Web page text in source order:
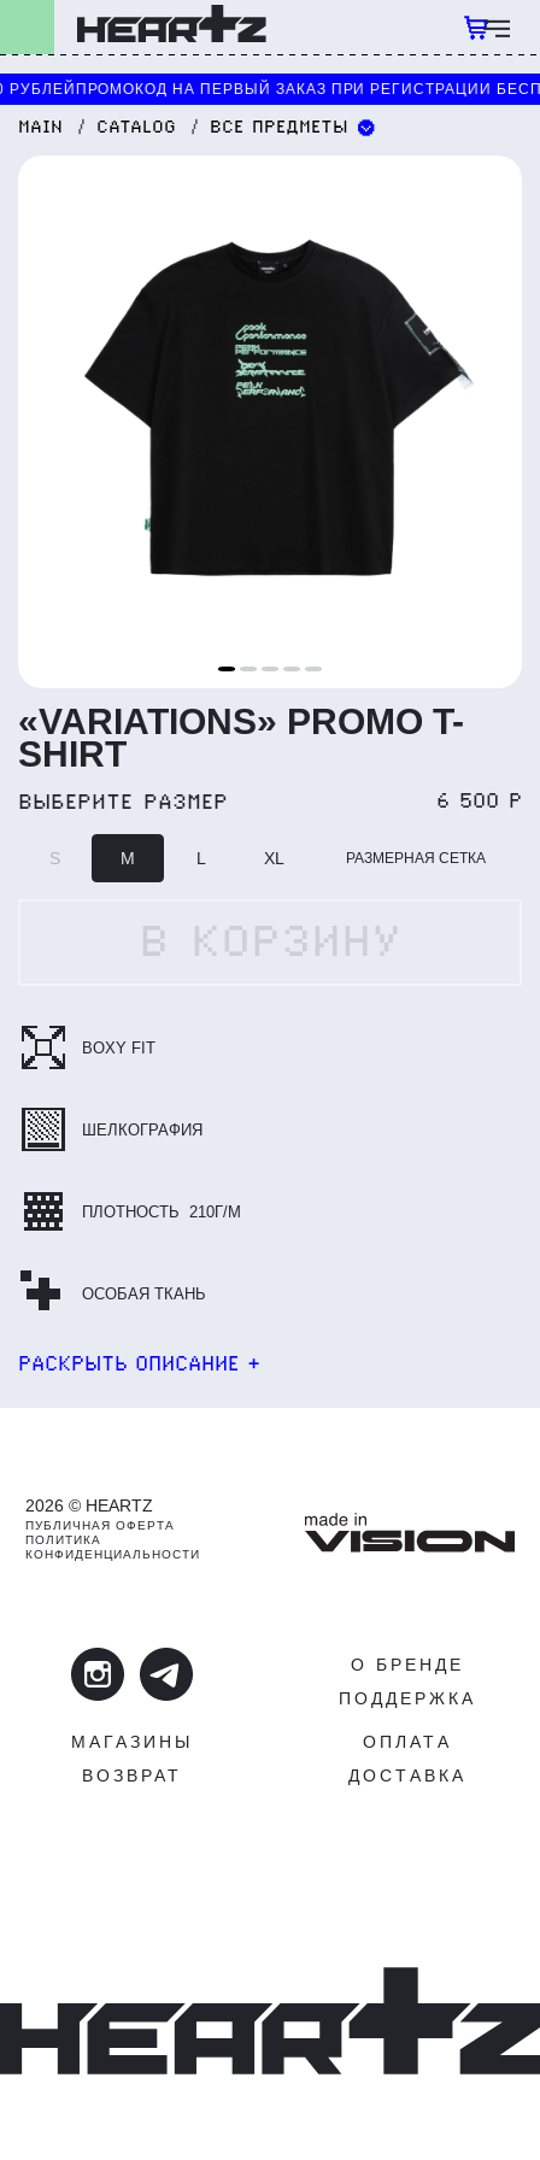
РУБЛЕЙ ПРОМОКОД НА ПЕРВЫЙ ЗАКАЗ ПРИ РЕГИСТРАЦИИ
MAIN CATALOG ВСЕ ПРЕДМЕТЫ
«VARIATIONS» PROMO T-
SHIRT
BOXY FIT
ШЕЛКОГРАФИЯ
ПЛОТНОСТЬ 210Г/М
ОСОБАЯ ТКАНЬ
ВЫБЕРИТЕ РАЗМЕР 6 500 Р
S M L XL РАЗМЕРНАЯ СЕТКА
В КОРЗИНУ
РАСКРЫТЬ ОПИСАНИЕ +
ПРЯМОЙ КРОЙ, BOXY-FIT
2026 © HEARTZ
ПУБЛИЧНАЯ ОФЕРТА
ПОЛИТИКА
КОНФИДЕНЦИАЛЬНОСТИ
О БРЕНДЕ
ПОДДЕРЖКА
МАГАЗИНЫ
ВОЗВРАТ
ОПЛАТА
ДОСТАВКА